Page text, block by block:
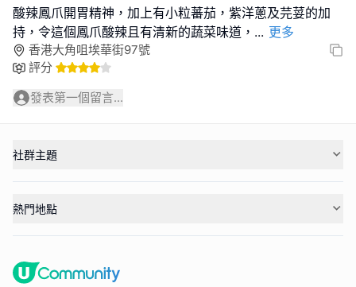
酸辣鳳爪開胃精神，加上有小粒蕃茄，紫洋蔥及芫荽的加
持，令這個鳳爪酸辣且有清新的蔬菜味道， ... 更多
香港大角咀埃華街97號
評分
發表第一個留言...
社群主題
熱門地點